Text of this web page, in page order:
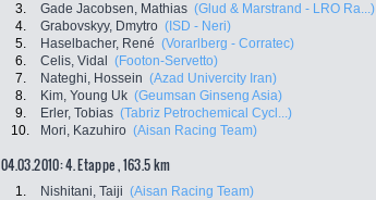
3.
Gade Jacobsen, Mathias (Glud & Marstrand - LRO Ra...)
4.
Grabovskyy, Dmytro (ISD - Neri)
5.
Haselbacher, René (Vorarlberg - Corratec)
6.
Celis, Vidal (Footon-Servetto)
7.
Nateghi, Hossein (Azad Univercity Iran)
8.
Kim, Young Uk (Geumsan Ginseng Asia)
9.
Erler, Tobias (Tabriz Petrochemical Cycl...)
10.
Mori, Kazuhiro (Aisan Racing Team)
04.03.2010: 4. Etappe , 163.5 km
1. Nishitani, Taiji (Aisan Racing Team)